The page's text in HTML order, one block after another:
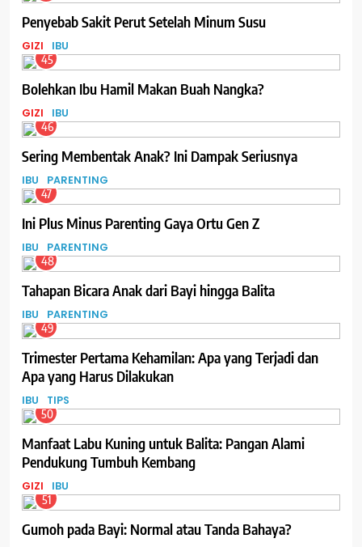
Penyebab Sakit Perut Setelah Minum Susu
GIZI IBU
45
Bolehkan Ibu Hamil Makan Buah Nangka?
GIZI IBU
46
Sering Membentak Anak? Ini Dampak Seriusnya
IBU PARENTING
47
Ini Plus Minus Parenting Gaya Ortu Gen Z
IBU PARENTING
48
Tahapan Bicara Anak dari Bayi hingga Balita
IBU PARENTING
49
Trimester Pertama Kehamilan: Apa yang Terjadi dan
Apa yang Harus Dilakukan
IBU TIPS
50
Manfaat Labu Kuning untuk Balita: Pangan Alami
Pendukung Tumbuh Kembang
GIZI IBU
51
Gumoh pada Bayi: Normal atau Tanda Bahaya?